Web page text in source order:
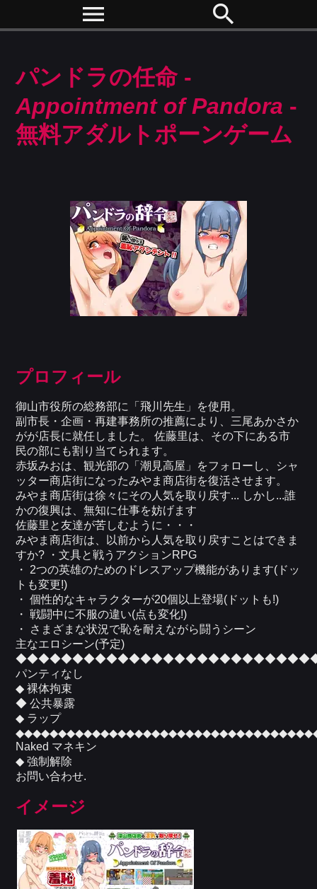
menu search
パンドラの任命 -
Appointment of Pandora -
無料アダルトポーンゲーム
プロフィール
御山市役所の総務部に「飛川先生」を使用。
副市長・企画・再建事務所の推薦により、三尾あかさか
がが店長に就任しました。 佐藤里は、その下にある市
民の部にも割り当てられます。
赤坂みおは、観光部の「潮見高屋」をフォローし、シャ
ッター商店街になったみやま商店街を復活させます。
みやま商店街は徐々にその人気を取り戻す... しかし...誰
かの復興は、無知に仕事を妨げます
佐藤里と友達が苦しむように・・・
みやま商店街は、以前から人気を取り戻すことはできま
すか? ・文具と戦うアクションRPG
・ 2つの英雄のためのドレスアップ機能があります(ドッ
トも変更!)
・ 個性的なキャラクターが20個以上登場(ドットも!)
・ 戦闘中に不服の違い(点も変化!)
・ さまざまな状況で恥を耐えながら闘うシーン
主なエロシーン(予定)
パンティなし
◆ 裸体拘束
◆ 公共暴露
◆ ラップ
Naked マネキン
◆ 強制解除
お問い合わせ.
イメージ